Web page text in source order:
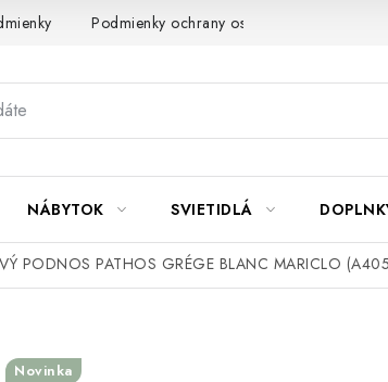
Podmienky ochrany osobných údajov
NÁBYTOK SVIETIDLÁ
PODNOS PATHOS GRÉGE BLANC MARICLO
Novinka